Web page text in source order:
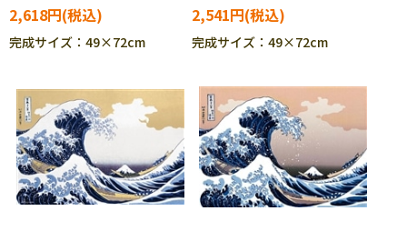
2,618円
完成サイズ：49×72cm
2,541円
完成サイズ：49×72cm